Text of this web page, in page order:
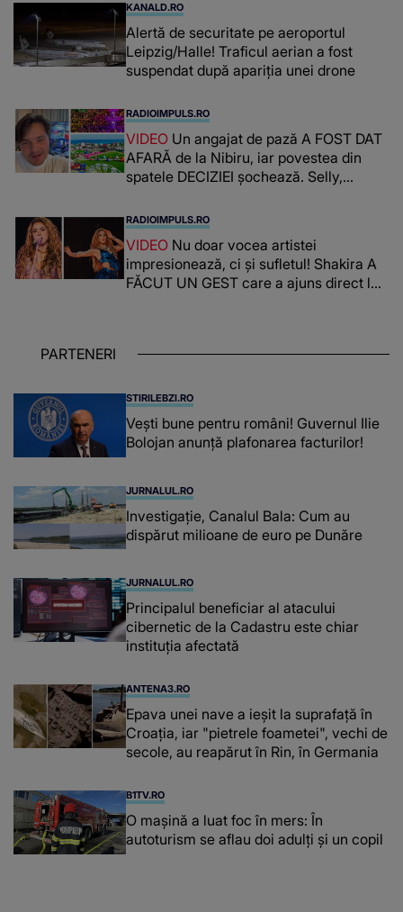
KANALD.RO
Alertă de securitate pe aeroportul
Leipzig/Halle! Traficul aerian a fost
suspendat după apariția unei drone
RADIOIMPULS.RO
VIDEO Un angajat de pază A FOST DAT
AFARĂ de la Nibiru, iar povestea din
spatele DECIZIEI șochează. Selly,
CREDEA CĂ VA VEDEA AȘA CEVA: "Fix
în fața unui..."
RADIOIMPULS.RO
VIDEO Nu doar vocea artistei
impresionează, ci și sufletul! Shakira A
FĂCUT UN GEST care a ajuns direct la
așteptând oportunitatea
PARTENERI
STIRILEBZI.RO
Vești bune pentru români! Guvernul Ilie
Bolojan anunță plafonarea facturilor!
JURNALUL.RO
Investigație, Canalul Bala: Cum au
dispărut milioane de euro pe Dunăre
JURNALUL.RO
Principalul beneficiar al atacului
cibernetic de la Cadastru este chiar
instituţia afectată
ANTENA3.RO
Epava unei nave a ieșit la suprafață în
Croația, iar "pietrele foametei", vechi de
secole, au reapărut în Rin, în Germania
B1TV.RO
O maşină a luat foc în mers: În
autoturism se aflau doi adulți și un copil